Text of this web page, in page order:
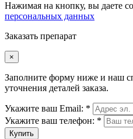
Нажимая на кнопку, вы даете
персональных данных
Заказать препарат
×
Заполните форму ниже и наш
уточнения деталей заказа.
Укажите ваш Email: *
Укажите ваш телефон: *
Купить